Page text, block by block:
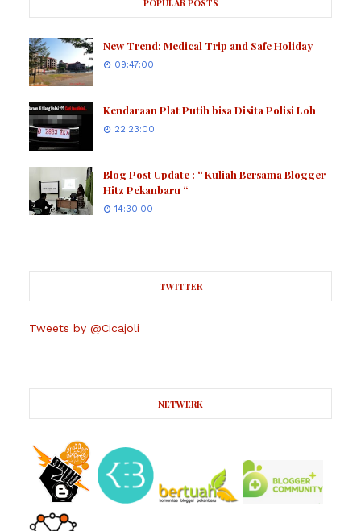
POPULAR POSTS
New Trend: Medical Trip and Safe Holiday
09:47:00
Kendaraan Plat Putih bisa Disita Polisi Loh
22:23:00
Blog Post Update : “ Kuliah Bersama Blogger
Hitz Pekanbaru “
14:30:00
TWITTER
Tweets by @Cicajoli
NETWERK